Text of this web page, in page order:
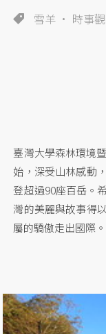
雪羊 時事
臺灣大學森林環境
始，深受山林感動
登超過90座百岳。
灣的美麗與故事得
屬的驕傲走出國際。